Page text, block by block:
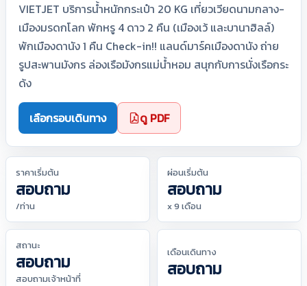
VIETJET บริการน้ำหนักกระเป๋า 20 KG เที่ยวเวียดนามกลาง-
เมืองมรดกโลก พักหรู 4 ดาว 2 คืน (เมืองเว้ และบานาฮิลล์)
พักเมืองดานัง 1 คืน Check-in!! แลนด์มาร์คเมืองดานัง ถ่าย
รูปสะพานมังกร ล่องเรือมังกรแม่น้ำหอม สนุกกับการนั่งเรือกระ
ด้ง
เลือกรอบเดินทาง ดู PDF
ราคาเริ่มต้น
สอบถาม
/ท่าน
ผ่อนเริ่มต้น
สอบถาม
x 9 เดือน
สถานะ
สอบถาม
สอบถามเจ้าหน้าที่
เดือนเดินทาง
สอบถาม